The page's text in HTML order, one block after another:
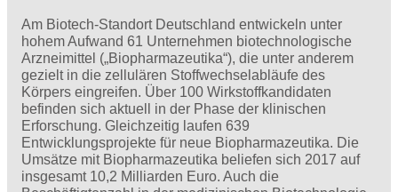
Am Biotech-Standort Deutschland entwickeln unter
hohem Aufwand 61 Unternehmen biotechnologische
Arzneimittel („Biopharmazeutika“), die unter anderem
gezielt in die zellulären Stoffwechselabläufe des
Körpers eingreifen. Über 100 Wirkstoffkandidaten
befinden sich aktuell in der Phase der klinischen
Erforschung. Gleichzeitig laufen 639
Entwicklungsprojekte für neue Biopharmazeutika. Die
Umsätze mit Biopharmazeutika beliefen sich 2017 auf
insgesamt 10,2 Milliarden Euro. Auch die